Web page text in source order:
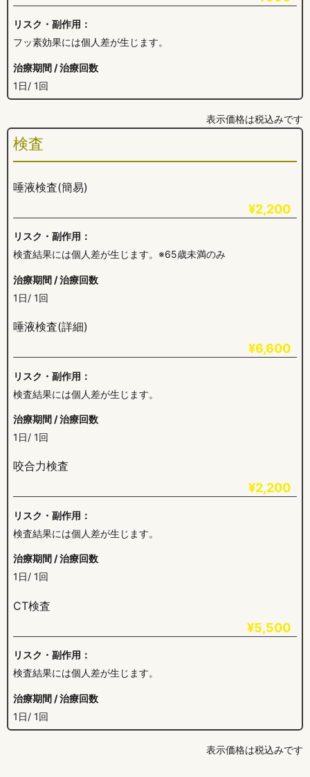
リスク・副作用：
フッ素効果には個人差が生じます。
治療期間 / 治療回数
1日/ 1回
表示価格は税込みです
検査
唾液検査(簡易)
¥2,200
リスク・副作用：
検査結果には個人差が生じます。※65歳未満のみ
治療期間 / 治療回数
1日/ 1回
唾液検査(詳細)
¥6,600
リスク・副作用：
検査結果には個人差が生じます。
治療期間 / 治療回数
1日/ 1回
咬合力検査
¥2,200
リスク・副作用：
検査結果には個人差が生じます。
治療期間 / 治療回数
1日/ 1回
CT検査
¥5,500
リスク・副作用：
検査結果には個人差が生じます。
治療期間 / 治療回数
1日/ 1回
表示価格は税込みです